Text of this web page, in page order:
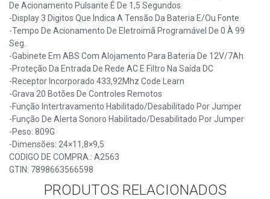
De Acionamento Pulsante É De 1,5 Segundos
-Display 3 Digitos Que Indica A Tensão Da Bateria E/ou Fonte
-Tempo De Acionamento De Eletroimã Programável De 0 À 99
Seg.
-Gabinete Em ABS Com Alojamento Para Bateria De 12V/7Ah
-Proteção Da Entrada De Rede AC E Filtro Na Saída DC
-Receptor Incorporado 433,92Mhz Code Learn
-Grava 20 Botões De Controles Remotos
-Função Intertravamento Habilitado/desabilitado Por Jumper
-Função De Alerta Sonoro Habilitado/desabilitado Por Jumper
-Peso: 809G
-Dimensões: 24×11,8×9,5
CODIGO DE COMPRA.: A2563
GTIN: 7898663566598
PRODUTOS RELACIONADOS